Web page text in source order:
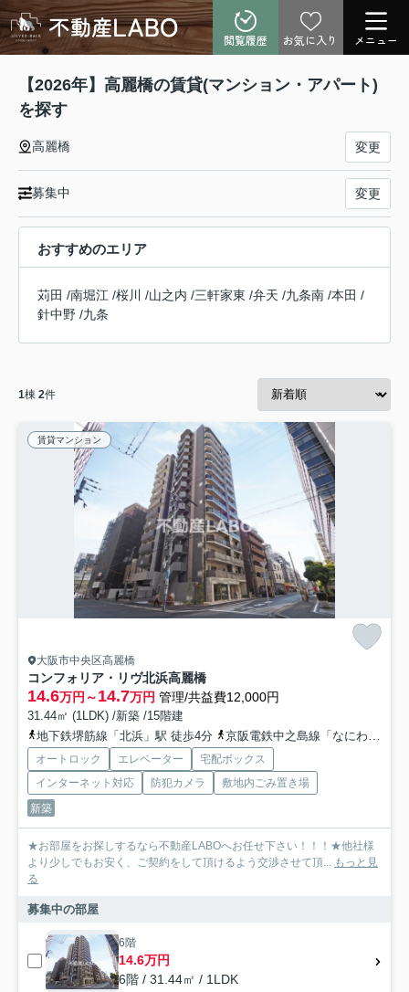
閲覧履歴 お気に入り メニュー
【2026年】高麗橋の賃貸(マンション・アパート)
を探す
高麗橋 変更
募集中 変更
おすすめのエリア
苅田 /南堀江 /桜川 /山之内 /三軒家東 /弁天 /九条南 /本田 /
針中野 /九条
1棟 2件
賃貸マンション
大阪市中央区高麗橋
コンフォリア・リヴ北浜高麗橋
14.6万円～14.7万円 管理/共益費12,000円
31.44㎡ (1LDK) /新築 /15階建
地下鉄堺筋線「北浜」駅 徒歩4分
京阪電鉄中之島線「なにわ橋」駅 徒歩8分
オートロック エレベーター
宅配ボックス
インターネット対応
防犯カメラ
敷地内ごみ置き場
新築
★お部屋をお探しするなら不動産LABOへお任せ下さい！！！★他社様
より少しでもお安く、ご契約をして頂けるよう交渉させて頂...
もっと見
る
募集中の部屋
6階
14.6万円
6階 / 31.44㎡ / 1LDK